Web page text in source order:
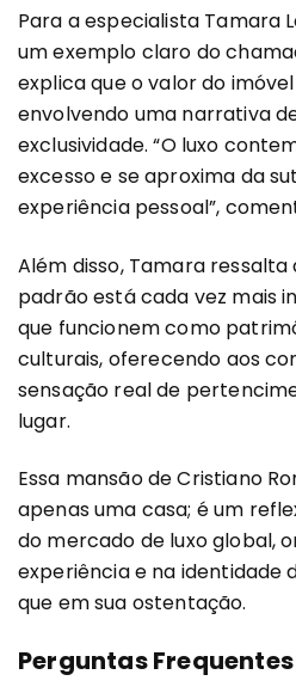
Para a especialista Tamara
um exemplo claro do
explica que o valor do
envolvendo uma narrativa
exclusividade. “O luxo
excesso e se aproxima da
experiência pessoal”,
Além disso, Tamara
padrão está cada vez mais
que funcionem como
culturais, oferecendo aos
sensação real de
lugar.
Essa mansão de Cristiano
apenas uma casa; é um
do mercado de luxo global,
experiência e na identidade
que em sua ostentação.
Perguntas Frequentes